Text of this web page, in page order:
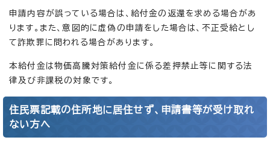
申請内容が誤っている場合は、給付金の返還を求める場合があ
ります。また、意図的に虚偽の申請をした場合は、不正受給とし
て詐欺罪に問われる場合があります。
本給付金は物価高騰対策給付金に係る差押禁止等に関する法
律及び非課税の対象です。
住民票記載の住所地に居住せず、申請書等が受け取れ
ない方へ